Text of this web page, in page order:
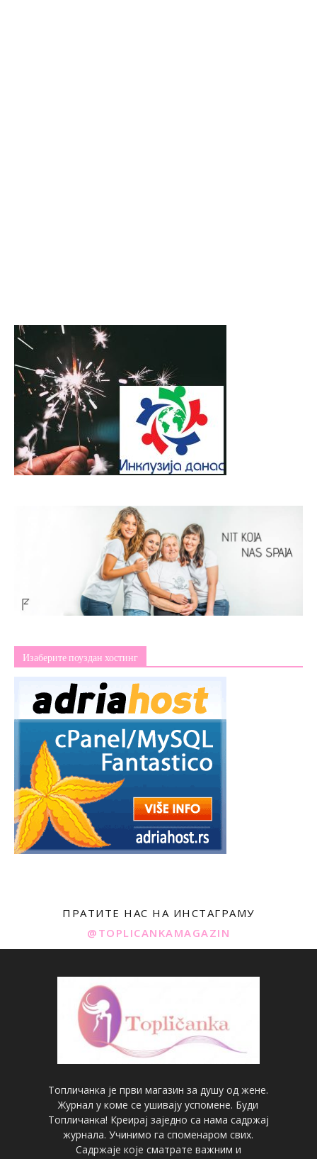
Изаберите поуздан хостинг
ПРАТИТЕ НАС НА ИНСТАГРАМУ
@TOPLICANKAMAGAZIN
Топличанка је први магазин за душу од жене.
Журнал у коме се ушивају успомене. Буди
Топличанка! Креирај заједно са нама садржај
журнала. Учинимо га споменаром свих.
Садржаје које сматрате важним и